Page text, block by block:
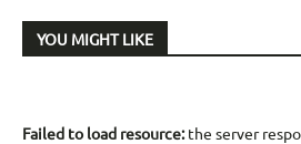
YOU MIGHT LIKE
Failed to load resource:the server